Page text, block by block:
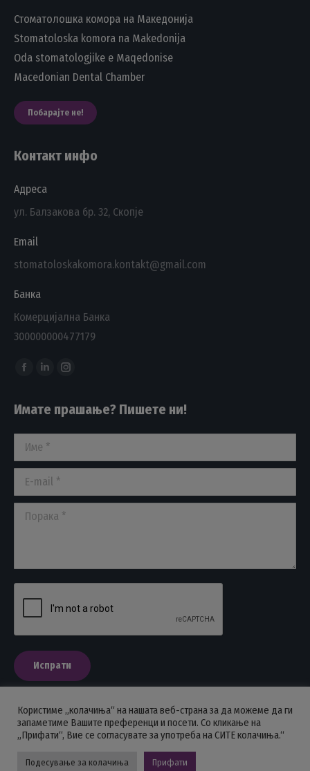
Стоматолошка комора на Македонија
Stomatoloska komora na Makedonija
Oda stomatologjike e Maqedonise
Macedonian Dental Chamber
Побарајте не!
Контакт инфо
Адреса
ул. Балзакова бр. 32, Скопје
Email
stomatoloskakomora.kontakt@gmail.com
Банка
Комерцијална Банка
300000000477179
Find us on:
Facebook
opens
new
window
Linkedin
opens
new
window
Instagram
opens
window
Имате прашање? Пишете ни!
Име *
E-mail *
Порака *
Испрати
ПОЛИТИКА НА ПРИВАТНОСТ
Стоматолошка комора на Македонија © 2026 - Сите права се
Користиме „колачиња“ на нашата веб-страна за да можеме да ги
запаметиме Вашите преференци и посети. Со кликање на
„Прифати“, Вие се согласувате за употреба на СИТЕ колачиња.“
Подесување за колачиња Прифати